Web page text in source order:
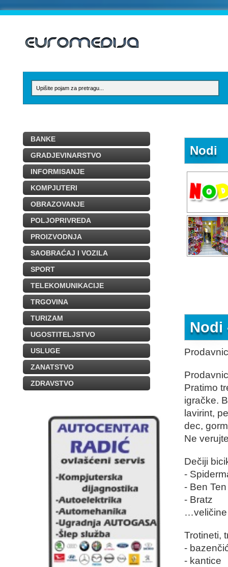
BANKE
GRADJEVINARSTVO
INFORMISANJE
KOMPJUTERI
OBRAZOVANJE
POLJOPRIVREDA
PROIZVODNJA
SAOBRAĆAJ I VOZILA
SPORT
TELEKOMUNIKACIJE
TRGOVINA
TURIZAM
UGOSTITELJSTVO
USLUGE
ZANATSTVO
ZDRAVSTVO
Nodi
Nodi
Pratimo
igračke.
lavirint,
dec,
Ne
Dečiji
-
- Ben Ten
- Bratz
…veličine
Trotineti,
-
- kantice